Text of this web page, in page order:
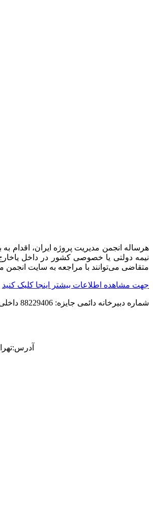
هرساله انجمن مدیریت پروژه ایران، اقدام
نیمه دولتی یا خصوصی کشور در داخل
متقاضی می‌توانند با مراجعه به سایت انجمن
جهت مشاهده اطلاعات بیشتر اینجا کلیک کنید
شماره دبیرخانه دائمی جایزه: 88229406 داخلی 104
آدرس: